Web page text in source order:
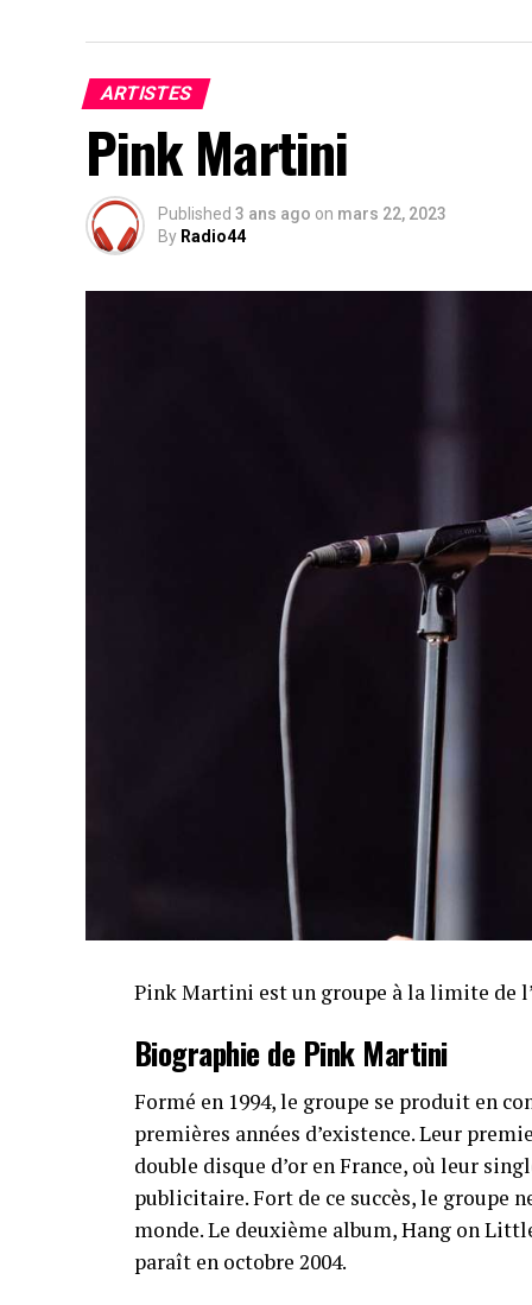
ARTISTES
Pink Martini
Published 3 ans ago on mars 22, 2023
By Radio44
Pink Martini est un groupe à la limite de
Biographie de Pink Martini
Formé en 1994, le groupe se produit en
premières années d’existence. Leur
double disque d’or en France, où leur
publicitaire. Fort de ce succès, le groupe
monde. Le deuxième album, Hang on
paraît en octobre 2004.